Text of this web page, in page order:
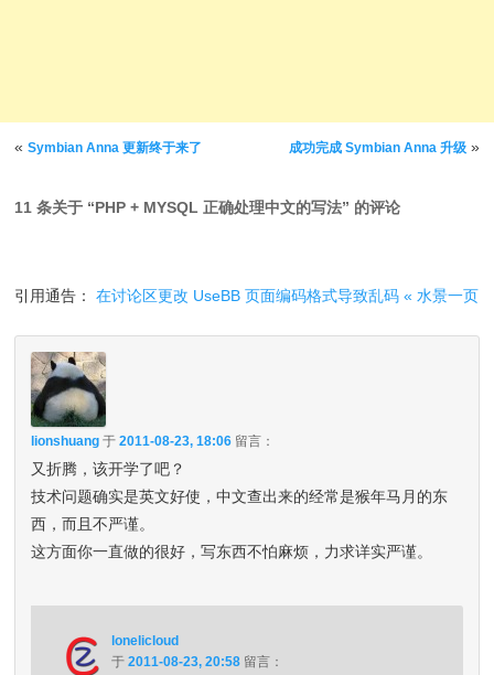
文章导航
«Symbian Anna 更新终于来了 成功完成 Symbian Anna 升级»
11 条关于 “PHP + MYSQL 正确处理中文的写法” 的评论
引用通告：在讨论区更改 UseBB 页面编码格式导致乱码 « 水景一页
lionshuang 于2011-08-23, 18:06 留言：
又折腾，该开学了吧？
技术问题确实是英文好使，中文查出来的经常是猴年马月的东
西，而且不严谨。
这方面你一直做的很好，写东西不怕麻烦，力求详实严谨。
lonelicloud
于2011-08-23, 20:58 留言：